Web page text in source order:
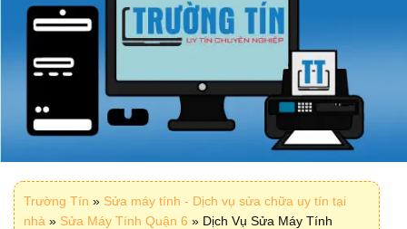
Trường Tín » Sửa máy tính - Dịch vụ sửa chữa uy tín tại
nhà » Sửa Máy Tính Quận 6 » Dịch Vụ Sửa Máy Tính